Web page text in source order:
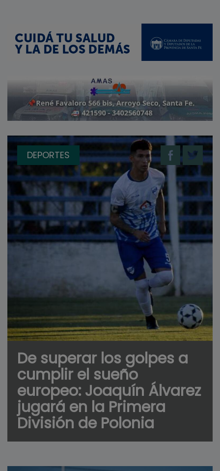
DEPORTES
De superar los golpes a
cumplir el sueño
europeo: Joaquín Álvarez
jugará en la Primera
División de Polonia